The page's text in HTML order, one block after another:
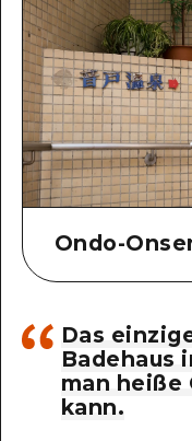
Ondo-
Google Maps
Das
Badehaus
man heiße
kann.